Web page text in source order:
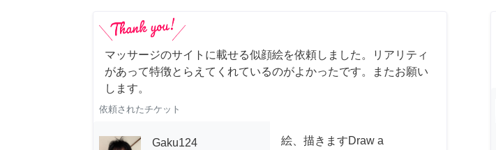
マッサージのサイトに載せる似顔絵を依頼しました。リアリティ
があって特徴とらえてくれているのがよかったです。またお願い
します。
依頼されたチケット
Gaku124
絵、描きますDraw a